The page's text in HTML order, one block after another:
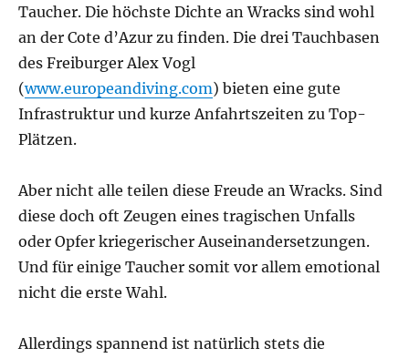
Taucher. Die höchste Dichte an Wracks sind wohl
an der Cote d’Azur zu finden. Die drei Tauchbasen
des Freiburger Alex Vogl
(www.europeandiving.com) bieten eine gute
Infrastruktur und kurze Anfahrtszeiten zu Top-
Plätzen.
Aber nicht alle teilen diese Freude an Wracks. Sind
diese doch oft Zeugen eines tragischen Unfalls
oder Opfer kriegerischer Auseinandersetzungen.
Und für einige Taucher somit vor allem emotional
nicht die erste Wahl.
Allerdings spannend ist natürlich stets die